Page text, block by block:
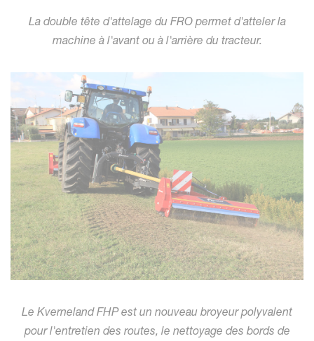
La double tête d'attelage du FRO permet d'atteler la
machine à l'avant ou à l'arrière du tracteur.
Le Kverneland FHP est un nouveau broyeur polyvalent
pour l'entretien des routes, le nettoyage des bords de